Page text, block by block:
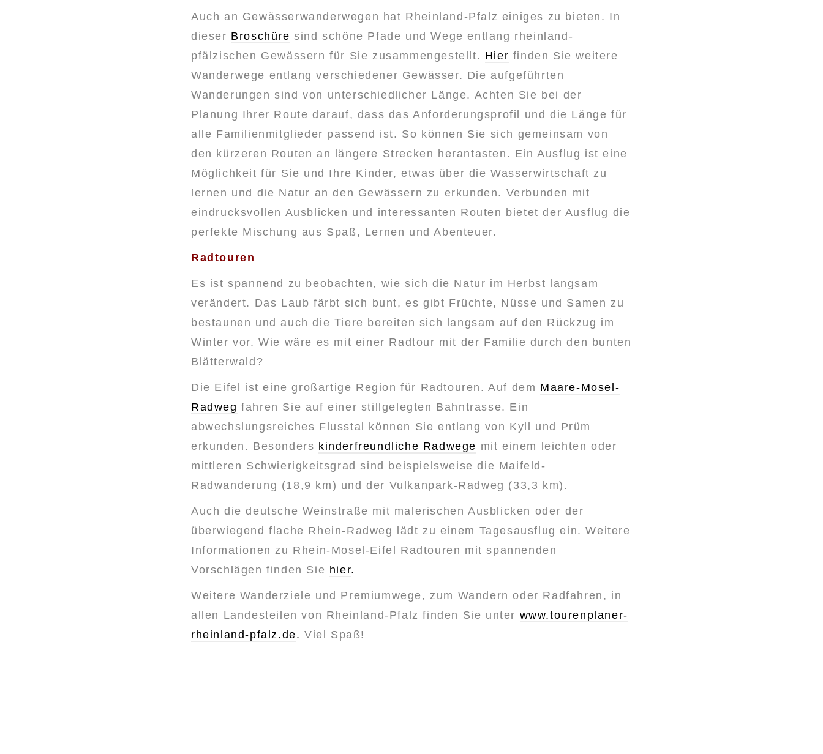
Auch an Gewässerwanderwegen hat Rheinland-Pfalz einiges zu bieten. In
dieser Broschüre sind schöne Pfade und Wege entlang rheinland-
pfälzischen Gewässern für Sie zusammengestellt. Hier finden Sie weitere
Wanderwege entlang verschiedener Gewässer. Die aufgeführten
Wanderungen sind von unterschiedlicher Länge. Achten Sie bei der
Planung Ihrer Route darauf, dass das Anforderungsprofil und die Länge für
alle Familienmitglieder passend ist. So können Sie sich gemeinsam von
den kürzeren Routen an längere Strecken herantasten. Ein Ausflug ist eine
Möglichkeit für Sie und Ihre Kinder, etwas über die Wasserwirtschaft zu
lernen und die Natur an den Gewässern zu erkunden. Verbunden mit
eindrucksvollen Ausblicken und interessanten Routen bietet der Ausflug die
perfekte Mischung aus Spaß, Lernen und Abenteuer.
Radtouren
Es ist spannend zu beobachten, wie sich die Natur im Herbst langsam
verändert. Das Laub färbt sich bunt, es gibt Früchte, Nüsse und Samen zu
bestaunen und auch die Tiere bereiten sich langsam auf den Rückzug im
Winter vor. Wie wäre es mit einer Radtour mit der Familie durch den bunten
Blätterwald?
Die Eifel ist eine großartige Region für Radtouren. Auf dem Maare-Mosel-
Radweg fahren Sie auf einer stillgelegten Bahntrasse. Ein
abwechslungsreiches Flusstal können Sie entlang von Kyll und Prüm
erkunden. Besonders kinderfreundliche Radwege mit einem leichten oder
mittleren Schwierigkeitsgrad sind beispielsweise die Maifeld-
Radwanderung (18,9 km) und der Vulkanpark-Radweg (33,3 km).
Auch die deutsche Weinstraße mit malerischen Ausblicken oder der
überwiegend flache Rhein-Radweg lädt zu einem Tagesausflug ein. Weitere
Informationen zu Rhein-Mosel-Eifel Radtouren mit spannenden
Vorschlägen finden Sie hier.
Weitere Wanderziele und Premiumwege, zum Wandern oder Radfahren, in
allen Landesteilen von Rheinland-Pfalz finden Sie unter www.tourenplaner-
rheinland-pfalz.de.Viel Spaß!